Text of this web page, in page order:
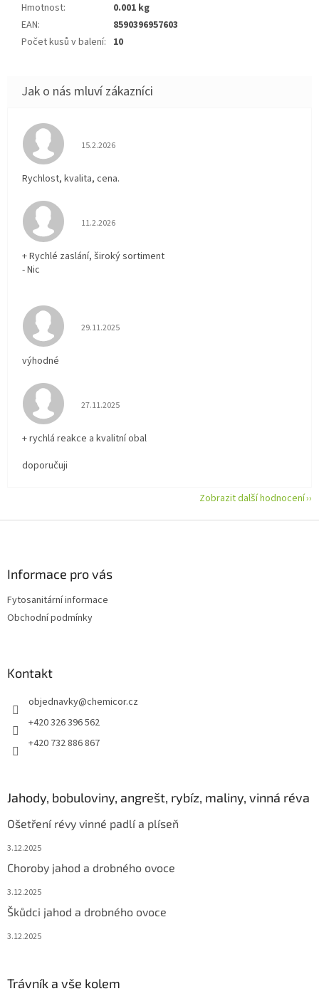
Hmotnost:
0.001 kg
EAN:
8590396957603
Počet kusů v balení: 10
Hodnocení obchodu je 5 z 5 hvězdiček.
15.2.2026
Rychlost, kvalita, cena.
Hodnocení obchodu je 5 z 5 hvězdiček.
11.2.2026
+ Rychlé zaslání, široký sortiment
- Nic
Hodnocení obchodu je 5 z 5 hvězdiček.
29.11.2025
výhodné
Hodnocení obchodu je 5 z 5 hvězdiček.
27.11.2025
+ rychlá reakce a kvalitní obal
doporučuji
Zobrazit další hodnocení
Informace pro vás
Fytosanitární informace
Obchodní podmínky
Kontakt
objednavky@chemicor.cz
+420 326 396 562
+420 732 886 867
Jahody, bobuloviny, angrešt, rybíz, maliny, vinná réva
Ošetření révy vinné padlí a plíseň
3.12.2025
Choroby jahod a drobného ovoce
3.12.2025
Škůdci jahod a drobného ovoce
3.12.2025
Trávník a vše kolem